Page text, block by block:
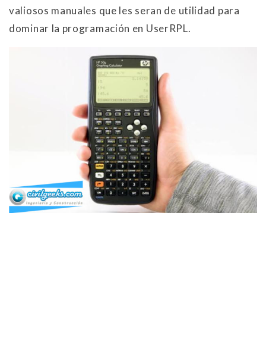
valiosos manuales que les seran de utilidad para
dominar la programación en UserRPL.